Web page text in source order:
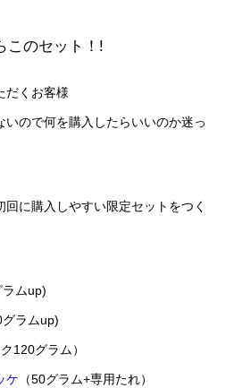
このセット！!
だくお客様
いので何を購入したらいいのか迷っ
に購入しやすい限定セットをつく
ムup)
ラムup)
ク120グラム）
ケ （50グラム+専用たれ）